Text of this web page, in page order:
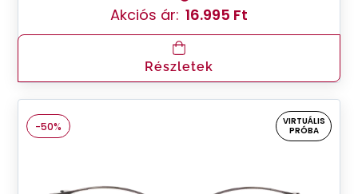
Akciós ár: 16.995 Ft
Részletek
-50%
VIRTUÁLIS
PRÓBA